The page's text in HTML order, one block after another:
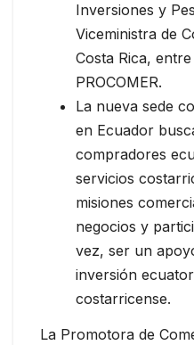
Inversiones y
Viceministra de
Costa Rica,
PROCOMER.
La nueva sede
en Ecuador
compradores
servicios
misiones
negocios y
vez, ser un
inversión
costarricense.
La Promotora de